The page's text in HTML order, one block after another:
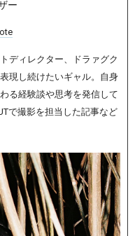
ー
ディレクター、ドラァグク
現し続けたいギャル。自身
る経験談や思考を発信して
で撮影を担当した記事など